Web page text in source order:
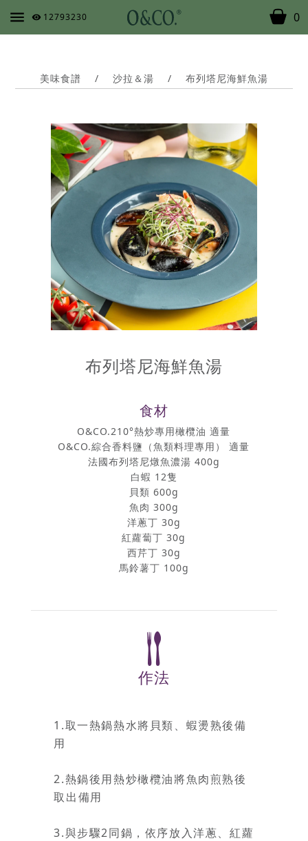
12793230 0
美味食譜 / 沙拉＆湯 / 布列塔尼海鮮魚湯
布列塔尼海鮮魚湯
食材
O&CO.210°熱炒專用橄欖油 適量
O&CO.綜合香料鹽（魚類料理專用） 適量
法國布列塔尼燉魚濃湯 400g
白蝦 12隻
貝類 600g
魚肉 300g
洋蔥丁 30g
紅蘿蔔丁 30g
西芹丁 30g
馬鈴薯丁 100g
作法
1.取一熱鍋熱水將貝類、蝦燙熟後備
用
2.熱鍋後用熱炒橄欖油將魚肉煎熟後
取出備用
3.與步驟2同鍋，依序放入洋蔥、紅蘿